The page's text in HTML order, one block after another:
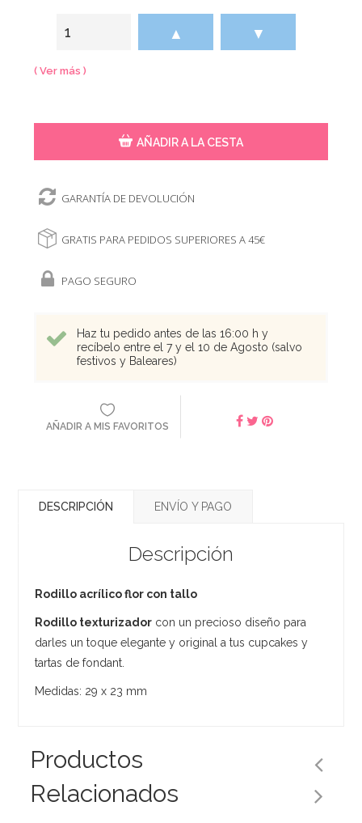
▲ ▼
( Ver más )
AÑADIR A LA CESTA
GARANTÍA DE DEVOLUCIÓN
GRATIS PARA PEDIDOS SUPERIORES A 45€
PAGO SEGURO
Haz tu pedido antes de las 16:00 h y
recíbelo entre el 7 y el 10 de Agosto (salvo
festivos y Baleares)
AÑADIR A MIS FAVORITOS
DESCRIPCIÓN ENVÍO Y PAGO
Descripción
Rodillo acrílico flor con tallo
Rodillo texturizador con un precioso diseño para
darles un toque elegante y original a tus cupcakes y
tartas de fondant.
Medidas: 29 x 23 mm
Productos
Relacionados